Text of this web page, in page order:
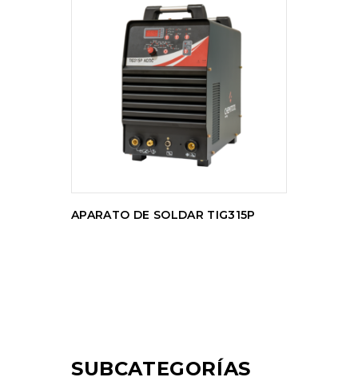
LEER MÁS
APARATO DE SOLDAR TIG315P
SUBCATEGORÍAS